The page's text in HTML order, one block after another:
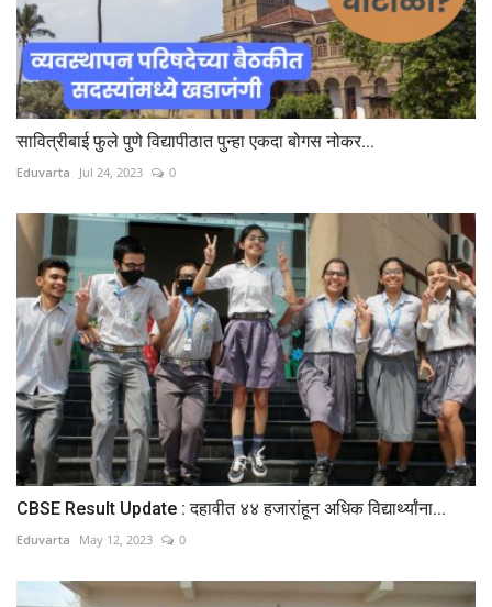
सावित्रीबाई फुले पुणे विद्यापीठात पुन्हा एकदा बोगस नोकर...
Eduvarta Jul 24, 2023 0
CBSE Result Update : दहावीत ४४ हजारांहून अधिक विद्यार्थ्यांना...
Eduvarta May 12, 2023 0